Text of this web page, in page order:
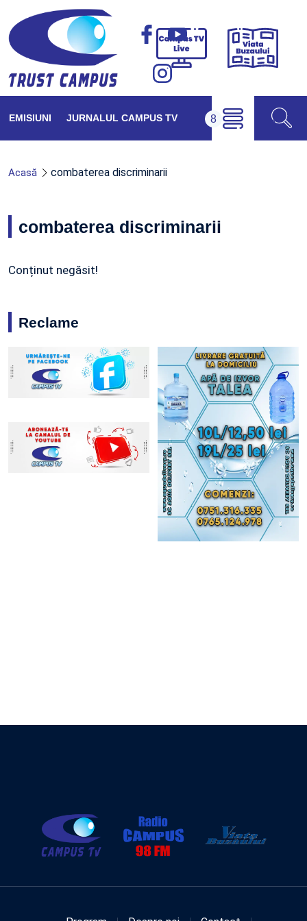
Campus
Viața
EMISIUNI JURNALUL CAMPUS TV
Acasă combaterea discriminarii
combaterea discriminarii
Conținut negăsit!
Reclame